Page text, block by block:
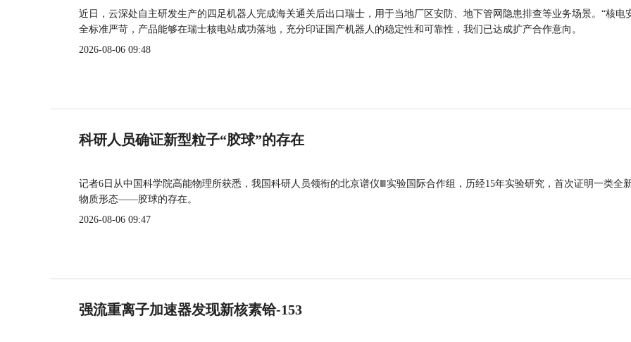
近日，云深处自主研发生产的四足机器人完成海关通关后出口瑞士，用于当地厂区安防、地下管网隐患排查等业务场景。“核电
全标准严苛，产品能够在瑞士核电站成功落地，充分印证国产机器人的稳定性和可靠性，我们已达成扩产合作意向。
2026-08-06 09:48
科研人员确证新型粒子“胶球”的存在
记者6日从中国科学院高能物理所获悉，我国科研人员领衔的北京谱仪Ⅲ实验国际合作组，历经15年实验研究，首次证明一类全
物质形态——胶球的存在。
2026-08-06 09:47
强流重离子加速器发现新核素铪-153